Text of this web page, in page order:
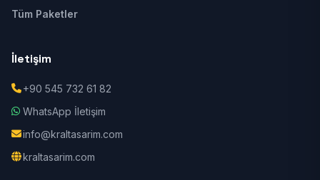
Tüm Paketler
İletişim
+90 545 732 61 82
WhatsApp İletişim
info@kraltasarim.com
kraltasarim.com